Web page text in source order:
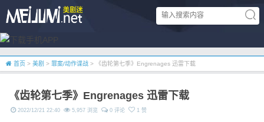
首页 > 美剧 > 罪案/动作谍战 > 《齿轮第七季》Engrenages 迅雷下载
《齿轮第七季》Engrenages 迅雷下载
2022/12/21 22:40 5,957 浏览 0 评论 1 赞